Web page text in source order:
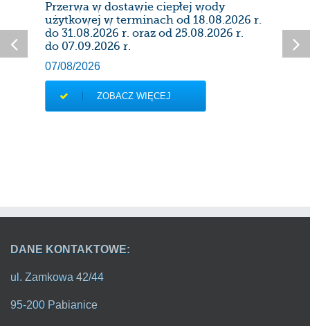
Przerwa w dostawie ciepłej wody
użytkowej w terminach od 18.08.2026 r.
do 31.08.2026 r. oraz od 25.08.2026 r.
do 07.09.2026 r.
07/08/2026
ZOBACZ WIĘCEJ
DANE KONTAKTOWE:
ul. Zamkowa 42/44
95-200 Pabianice